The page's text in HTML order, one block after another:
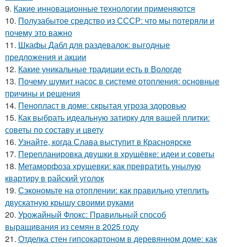
9. Какие инновационные технологии применяются
10. Полузабытое средство из СССР: что мы потеряли и
почему это важно
11. Шкафы Дабл для раздевалок: выгодные
предложения и акции
12. Какие уникальные традиции есть в Вологде
13. Почему шумит насос в системе отопления: основные
причины и решения
14. Пенопласт в доме: скрытая угроза здоровью
15. Как выбрать идеальную затирку для вашей плитки:
советы по составу и цвету
16. Узнайте, когда Слава выступит в Красноярске
17. Перепланировка двушки в хрущёвке: идеи и советы
18. Метаморфоза хрущевки: как превратить унылую
квартиру в райский уголок
19. Сэкономьте на отоплении: как правильно утеплить
двускатную крышу своими руками
20. Урожайный Флокс: Правильный способ
выращивания из семян в 2025 году
21. Отделка стен гипсокартоном в деревянном доме: как